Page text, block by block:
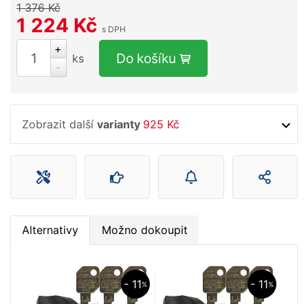
1 376 Kč
1 224 Kč s DPH
+
-
ks Do košíku
Zobrazit další varianty 925 Kč
Alternativy Možno dokoupit
- 11% - 11%